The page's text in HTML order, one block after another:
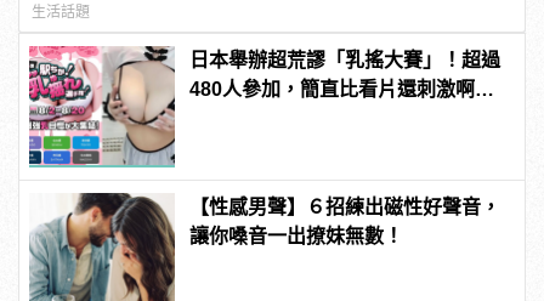
生活話題
日本舉辦超荒謬「乳搖大賽」！超過
480人參加，簡直比看片還刺激啊！ |
【性感男聲】６招練出磁性好聲音，
讓你嗓音一出撩妹無數！